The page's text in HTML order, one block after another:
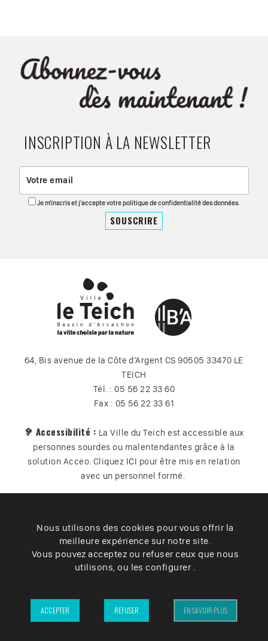
INSCRIPTION À LA NEWSLETTER
Je m'inscris et j'accepte votre politique de confidentialité des données.
64, Bis avenue de la Côte d’Argent CS 90505 33470 LE
TEICH
Tél. : 05 56 22 33 60
Fax : 05 56 22 33 61
🦻 Accessibilité : La Ville du Teich est accessible aux
personnes sourdes ou malentendantes grâce à la
solution Acceo. Cliquez ICI pour être mis en relation
avec un personnel formé.
Plan du site Contact Vos données
Cookies
Accessibilité
– Ville du Teich ©2025 –
Nous utilisons des cookies pour vous offrir la
meilleure expérience sur notre site.
Vous pouvez acceptez ou refuser ceux que nous
utilisons, ou les configurer .
ACCEPTER REFUSER EN SAVOIR PLUS